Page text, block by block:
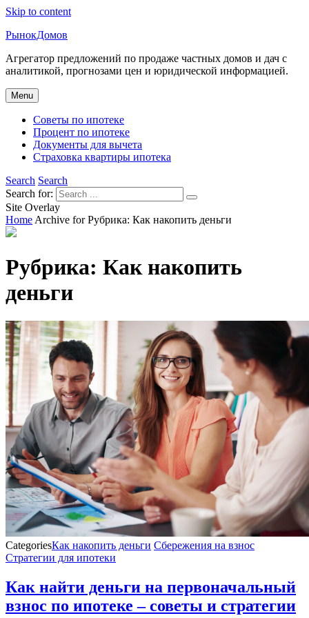
Skip to content
РынокДомов
Агрегатор предложений по продаже частных домов и дач с
аналитикой, прогнозами цен и юридической информацией.
Menu
Советы по ипотеке
Процент по ипотеке
Документы для вычета
Страховка квартиры ипотека
Search Search
Search for:
Site Overlay
Home Archive forРубрика: Как накопить деньги
Рубрика: Как накопить
деньги
CategoriesКак накопить деньги Сбережения на взнос
Стратегии для ипотеки
Как найти деньги на первоначальный
взнос по ипотеке – советы и стратегии